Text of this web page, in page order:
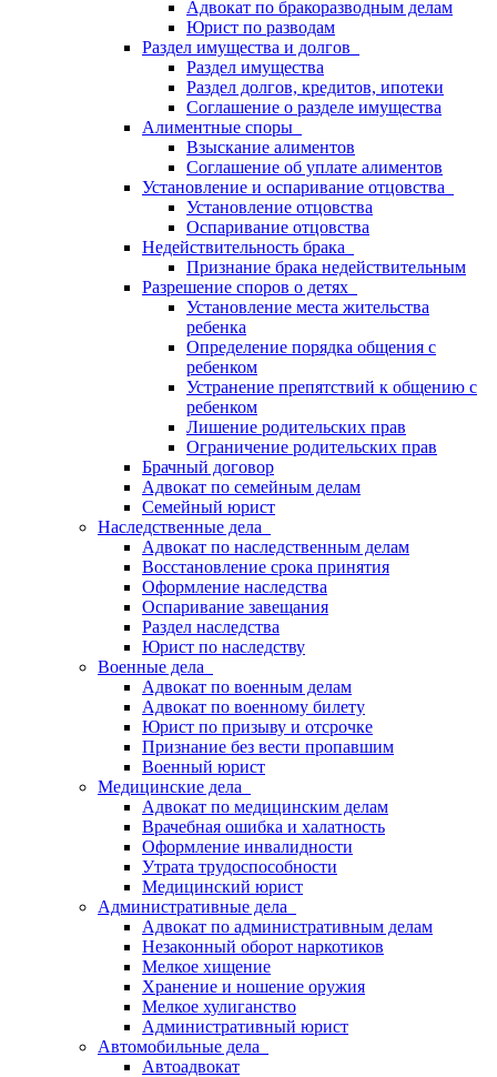
Адвокат по бракоразводным делам
Юрист по разводам
Раздел имущества и долгов
Раздел имущества
Раздел долгов, кредитов, ипотеки
Соглашение о разделе имущества
Алиментные споры
Взыскание алиментов
Соглашение об уплате алиментов
Установление и оспаривание отцовства
Установление отцовства
Оспаривание отцовства
Недействительность брака
Признание брака недействительным
Разрешение споров о детях
Установление места жительства
ребенка
Определение порядка общения с
ребенком
Устранение препятствий к общению с
ребенком
Лишение родительских прав
Ограничение родительских прав
Брачный договор
Адвокат по семейным делам
Семейный юрист
Наследственные дела
Адвокат по наследственным делам
Восстановление срока принятия
Оформление наследства
Оспаривание завещания
Раздел наследства
Юрист по наследству
Военные дела
Адвокат по военным делам
Адвокат по военному билету
Юрист по призыву и отсрочке
Признание без вести пропавшим
Военный юрист
Медицинские дела
Адвокат по медицинским делам
Врачебная ошибка и халатность
Оформление инвалидности
Утрата трудоспособности
Медицинский юрист
Административные дела
Адвокат по административным делам
Незаконный оборот наркотиков
Мелкое хищение
Хранение и ношение оружия
Мелкое хулиганство
Административный юрист
Автомобильные дела
Автоадвокат